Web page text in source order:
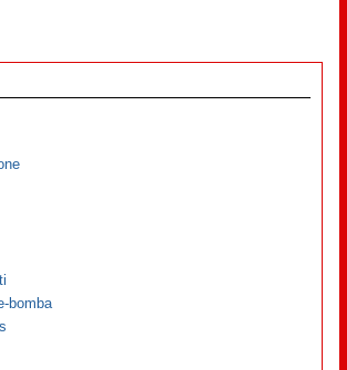
bomba